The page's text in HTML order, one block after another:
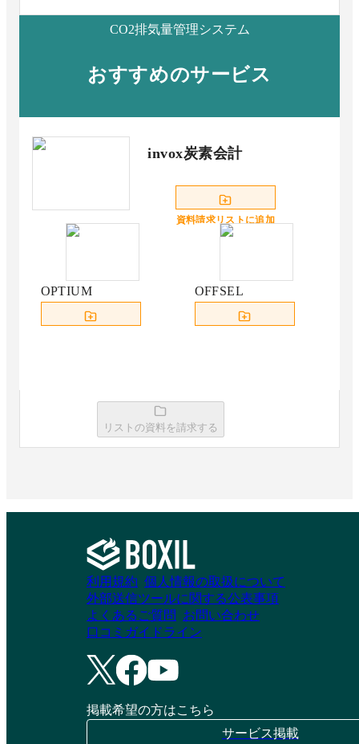
CO2排気量管理システム
おすすめのサービス
invox炭素会計
資料請求リストに追加
OPTIUM OFFSEL
リストの資料を請求する
利用規約 個人情報の取扱について
外部送信ツールに関する公表事項
よくあるご質問
お問い合わせ
口コミガイドライン
掲載希望の方はこちら
サービス掲載